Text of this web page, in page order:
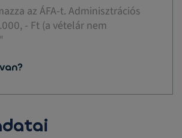
az ÁFA-t. Adminisztrációs
- Ft (a vételár nem